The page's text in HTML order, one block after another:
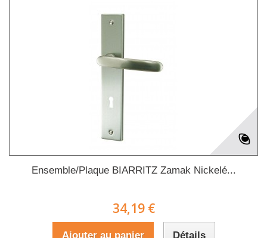
Ensemble/Plaque BIARRITZ Zamak Nickelé...
34,19 €
Ajouter au panier Détails